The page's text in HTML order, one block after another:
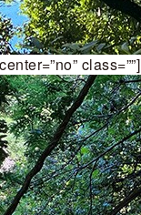
class=””]